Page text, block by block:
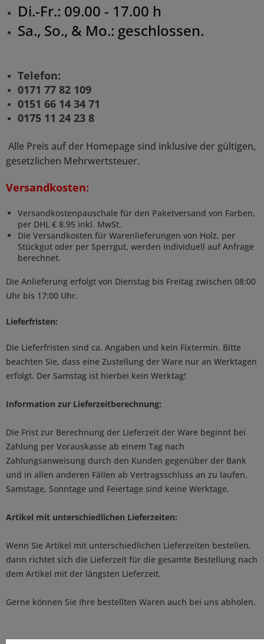
Di.-Fr.: 09.00 - 17.00 h
Sa., So., & Mo.: geschlossen.
Telefon:
0171 77 82 109
0151 66 14 34 71
0175 11 24 23 8
Alle Preis auf der Homepage sind inklusive der gültigen,
gesetzlichen Mehrwertsteuer.
Versandkosten:
Versandkostenpauschale für den Paketversand von Farben,
per DHL € 8.95 inkl. MwSt.
Die Versandkosten für Warenlieferungen von Holz, per
Stückgut oder per Sperrgut, werden individuell auf Anfrage
berechnet.
Die Anlieferung erfolgt von Dienstag bis Freitag zwischen 08:00
Uhr bis 17:00 Uhr.
Lieferfristen:
Die Lieferfristen sind ca. Angaben und kein Fixtermin. Bitte
beachten Sie, dass eine Zustellung der Ware nur an Werktagen
erfolgt. Der Samstag ist hierbei kein Werktag!
Information zur Lieferzeitberechnung:
Die Frist zur Berechnung der Lieferzeit der Ware beginnt bei
Zahlung per Vorauskasse ab einem Tag nach
Zahlungsanweisung durch den Kunden gegenüber der Bank
und in allen anderen Fällen ab Vertragsschluss an zu laufen.
Samstage, Sonntage und Feiertage sind keine Werktage.
Artikel mit unterschiedlichen Lieferzeiten:
Wenn Sie Artikel mit unterschiedlichen Lieferzeiten bestellen,
dann richtet sich die Lieferzeit für die gesamte Bestellung nach
dem Artikel mit der längsten Lieferzeit.
Gerne können Sie Ihre bestellten Waren auch bei uns abholen.